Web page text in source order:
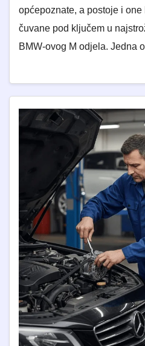
općepoznate, a postoje i
čuvane pod ključem u
BMW-ovog M odjela. Jedna